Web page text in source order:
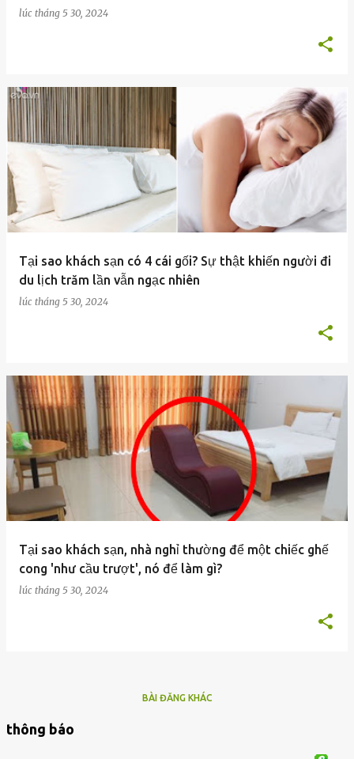
lúc tháng 5 30, 2024
Tại sao khách sạn có 4 cái gối? Sự thật khiến người đi
du lịch trăm lần vẫn ngạc nhiên
lúc tháng 5 30, 2024
Tại sao khách sạn, nhà nghỉ thường để một chiếc ghế
cong 'như cầu trượt', nó để làm gì?
lúc tháng 5 30, 2024
BÀI ĐĂNG KHÁC
thông báo